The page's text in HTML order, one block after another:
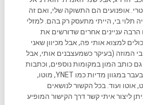
אופנועים הם התשוקה שלי, ואם זה
תלוי בי, הייתי מתעסק רק בהם. למזלי
הרבה עניינים אחרים שדורשים את
למצוא אותי פה, אבל מכיוון שאני
המוזה (בעיקר כשמעצבנים אותי, אבל
כותב המון במקומות נוספים, וכתבות
שאני כתבתי פורסמו בעבר במגוון מדיות כמו YNET, מוטו,
אוטו ועוד. בכל הקשור לנושאים
ליצור איתי קשר דרך הקישור המופיע